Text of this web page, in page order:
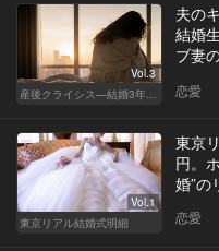
Vol.3
夫の
結婚
ブ妻
恋愛
Vol.1
東京リアル結婚式明細
東京
円。
婚”の
恋愛